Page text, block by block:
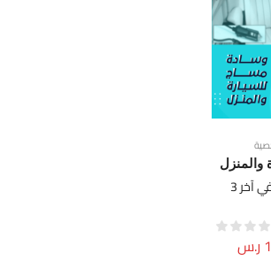
والمنزل
🔥 تم بيع 4 من المنتج في آخر 3
ر.س